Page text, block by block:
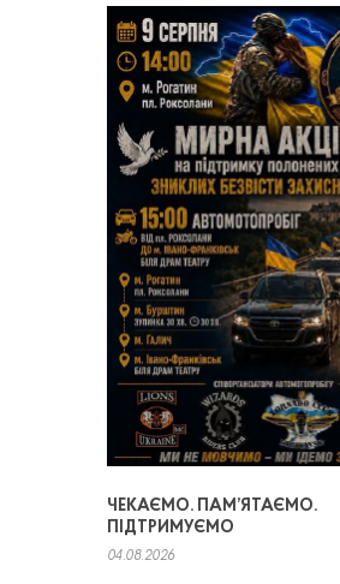
ЧЕКАЄМО. ПАМ’ЯТАЄМО.
ПІДТРИМУЄМО
04.08.2026